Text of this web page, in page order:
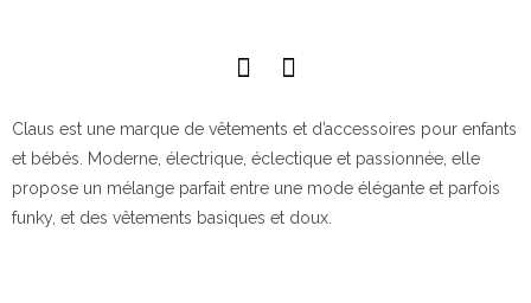
Claus est une marque de vêtements et d’accessoires pour enfants
et bébés. Moderne, électrique, éclectique et passionnée, elle
propose un mélange parfait entre une mode élégante et parfois
funky, et des vêtements basiques et doux.